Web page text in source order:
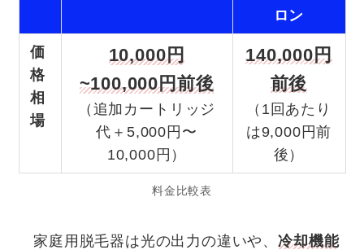
ロン
価
格
相
場
10,000円
~100,000円前後
（追加カートリッジ
代＋5,000円〜
10,000円）
140,000円
前後
（1回あたり
は9,000円前
後）
料金比較表
家庭用脱毛器は光の出力の違いや、冷却機能